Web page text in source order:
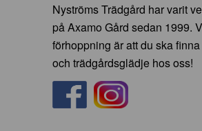
Nyströms Trädgård har varit
på Axamo Gård sedan 1999.
förhoppning är att du ska
och trädgårdsglädje hos oss!